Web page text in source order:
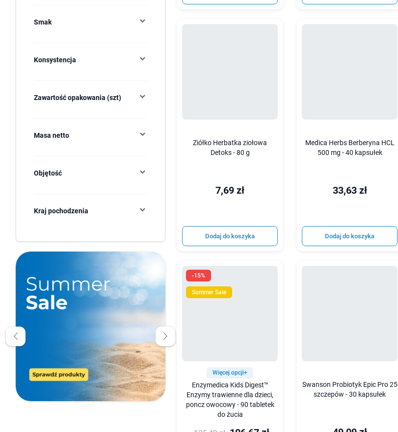
Smak
Konsystencja
Zawartość opakowania (szt)
Masa netto
Objętość
Kraj pochodzenia
Ziółko Herbatka ziołowa
Detoks - 80 g
7,69 zł
Dodaj do koszyka
Medica Herbs Berberyna HCL
500 mg - 40 kapsułek
33,63 zł
Dodaj do koszyka
-15%
Summer Sale
Więcej opcji+
Enzymedica Kids Digest™
Enzymy trawienne dla dzieci,
poncz owocowy - 90 tabletek
do żucia
Swanson Probiotyk Epic Pro 25
szczepów - 30 kapsułek